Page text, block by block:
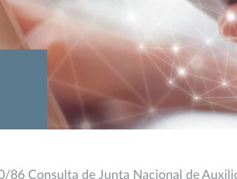
86 Consulta de Junta Nacional de